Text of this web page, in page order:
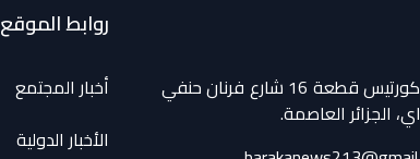
حي كورتيس قطعة 16 شارع فرنان حنفي
الجزائر العاصمة.
روابط الموقع
أخبار المجتمع
الأخبار الدولية